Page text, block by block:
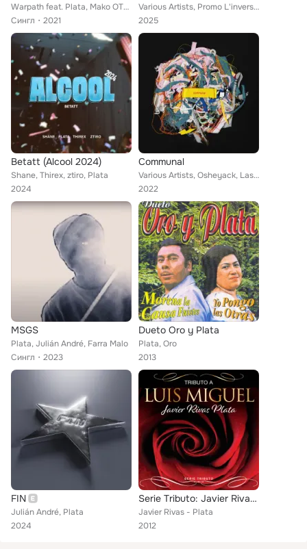
Warpath feat. Plata, Mako OTB, Clybaby
Сингл
2021
Various Artists, Promo L'inverso, Verrospia, Black Beat Movement, Neekoshy, Tahnee Rodriguez, Janahdan, Dubin, Ginko, Aurora & R...
2025
Betatt (Alcool 2024)
Shane, Thirex, ztiro, Plata
2024
Communal
Various Artists, Osheyack, Last Japan, Lemzly Dale, Grove, Jook, Jay Mitta, Plata, Felinto, Kat Nzingha, Clouds, Prettybwoy, Lao...
2022
MSGS
Plata, Julián André, Farra Malo
Сингл
2023
Dueto Oro y Plata
Plata, Oro
2013
FIN
Julián André, Plata
2024
Serie Tributo: Javier Rivas - Plata: Tributo a Luis Miguel
Javier Rivas - Plata
2012